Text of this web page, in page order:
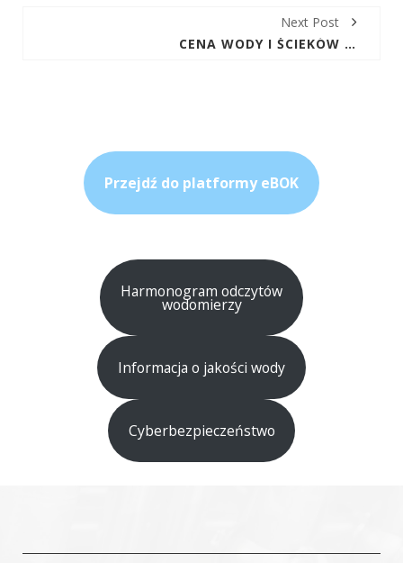
Next Post
CENA WODY I ŚCIEKÓW OBOWIĄZUJĄCA NA OBSZARZE OBSŁUGIWANYM PRZEZ ZUK W GÓRNIE OD 01.01.2020R
Przejdź do platformy eBOK
Harmonogram odczytów
wodomierzy
Informacja o jakości wody
Cyberbezpieczeństwo